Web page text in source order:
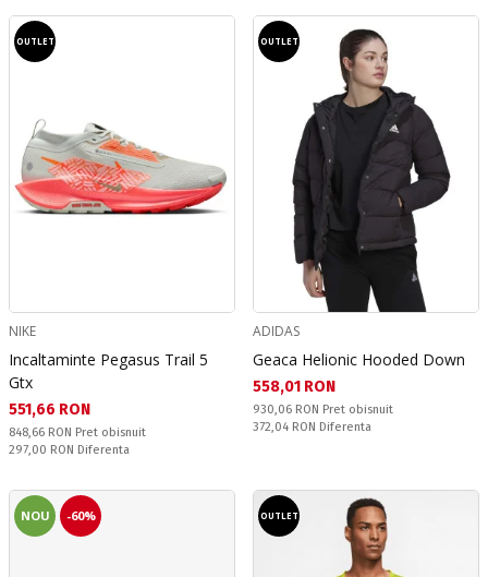
OUTLET
NIKE
Incaltaminte Pegasus Trail 5
Gtx
Текуща цена:
551,66 RON
Pret obisnuit:
848,66 RON Pret obisnuit
Спестявате:
297,00 RON Diferenta
OUTLET
ADIDAS
Geaca Helionic Hooded Down
Текуща цена:
558,01 RON
Pret obisnuit:
930,06 RON Pret obisnuit
Спестявате:
372,04 RON Diferenta
NOU -60% OUTLET